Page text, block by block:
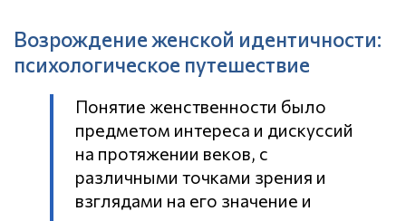
Возрождение женской идентичности:
психологическое путешествие
Понятие женственности было
предметом интереса и дискуссий
на протяжении веков, с
различными точками зрения и
взглядами на его значение и